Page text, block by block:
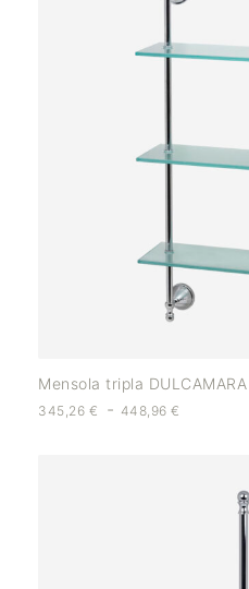
Mensola tripla
345,26 € - 448,96€